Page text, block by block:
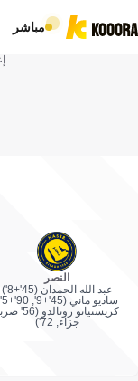
مباشر
النصر
عبد الله الحمدان (45'+8')
ساديو ماني (45'+9', 90'+5')
كريستيانو رونالدو
جزاء, 72')